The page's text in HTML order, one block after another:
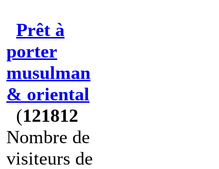
Prêt à
porter
musulman
& oriental
(121812
Nombre de
visiteurs de